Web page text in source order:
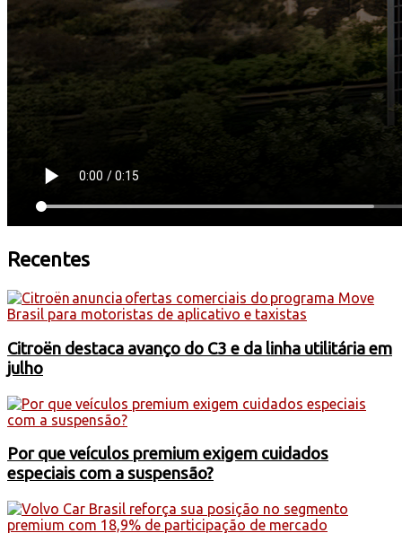
Recentes
Citroën destaca avanço do C3 e da linha utilitária em
julho
Por que veículos premium exigem cuidados
especiais com a suspensão?